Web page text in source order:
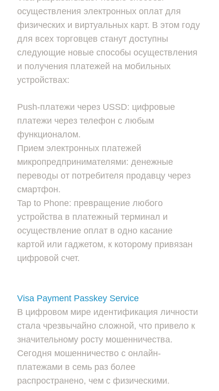
осуществления электронных оплат для
физических и виртуальных карт. В этом году
для всех торговцев станут доступны
следующие новые способы осуществления
и получения платежей на мобильных
устройствах:
Push-платежи через USSD: цифровые
платежи через телефон с любым
функционалом.
Прием электронных платежей
микропредпринимателями: денежные
переводы от потребителя продавцу через
смартфон.
Tap to Phone: превращение любого
устройства в платежный терминал и
осуществление оплат в одно касание
картой или гаджетом, к которому привязан
цифровой счет.
Visa Payment Passkey Service
В цифровом мире идентификация личности
стала чрезвычайно сложной, что привело к
значительному росту мошенничества.
Сегодня мошенничество с онлайн-
платежами в семь раз более
распространено, чем с физическими.